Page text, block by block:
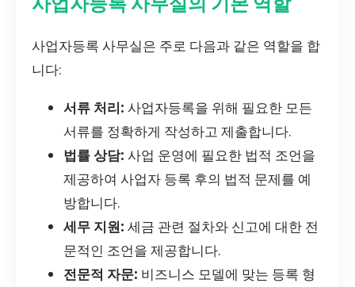
사업자등록 사무실은 주로 다음과 같은 역할을 합
니다:
서류 처리: 사업자등록을 위해 필요한 모든
서류를 정확하게 작성하고 제출합니다.
법률 상담: 사업 운영에 필요한 법적 조언을
제공하여 사업자 등록 후의 법적 문제를 예
방합니다.
세무 지원: 세금 관련 절차와 신고에 대한 전
문적인 조언을 제공합니다.
전문적 자문: 비즈니스 모델에 맞는 등록 형